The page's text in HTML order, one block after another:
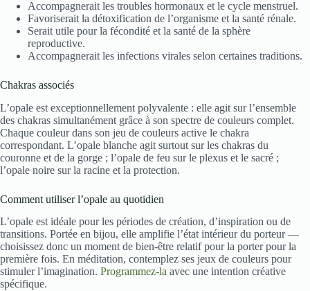
Accompagnerait les troubles hormonaux et le cycle menstruel.
Favoriserait la détoxification de l’organisme et la santé rénale.
Serait utile pour la fécondité et la santé de la sphère
reproductive.
Accompagnerait les infections virales selon certaines traditions.
Chakras associés
L’opale est exceptionnellement polyvalente : elle agit sur l’ensemble
des chakras simultanément grâce à son spectre de couleurs complet.
Chaque couleur dans son jeu de couleurs active le chakra
correspondant. L’opale blanche agit surtout sur les chakras du
couronne et de la gorge ; l’opale de feu sur le plexus et le sacré ;
l’opale noire sur la racine et la protection.
Comment utiliser l’opale au quotidien
L’opale est idéale pour les périodes de création, d’inspiration ou de
transitions. Portée en bijou, elle amplifie l’état intérieur du porteur —
choisissez donc un moment de bien-être relatif pour la porter pour la
première fois. En méditation, contemplez ses jeux de couleurs pour
stimuler l’imagination. Programmez-la avec une intention créative
spécifique.